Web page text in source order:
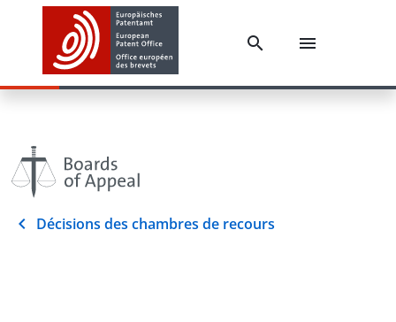
Décisions des chambres de recours